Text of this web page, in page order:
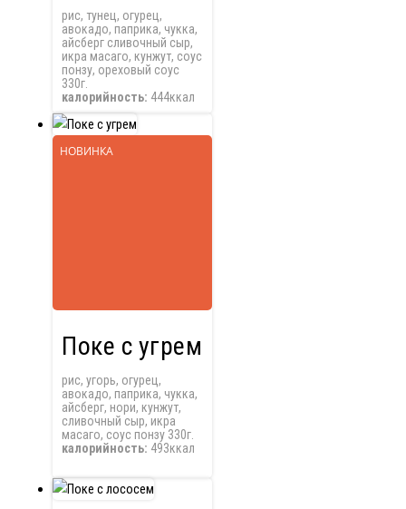
рис, тунец, огурец,
авокадо, паприка, чукка,
айсберг сливочный сыр,
икра масаго, кунжут, соус
понзу, ореховый соус
330г.
калорийность: 444ккал
НОВИНКА
Поке с угрем
рис, угорь, огурец,
авокадо, паприка, чукка,
айсберг, нори, кунжут,
сливочный сыр, икра
масаго, соус понзу 330г.
калорийность: 493ккал